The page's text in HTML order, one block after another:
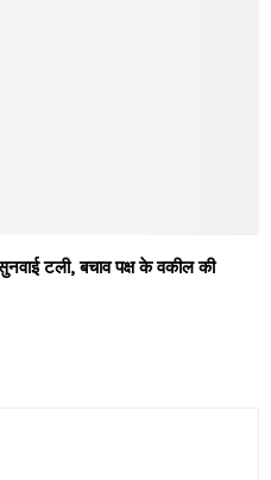
टली, बचाव पक्ष के वकील की